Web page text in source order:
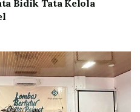
Bidik Tata Kelola